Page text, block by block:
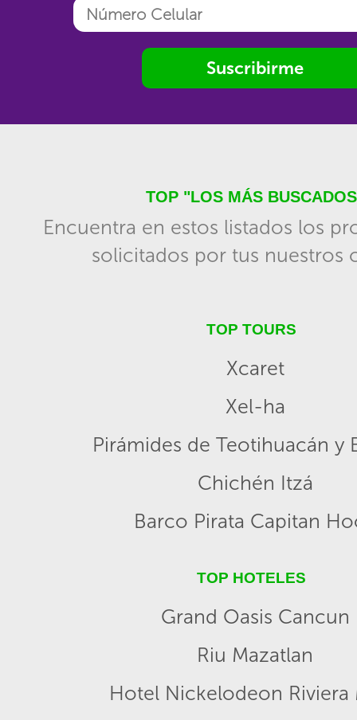
Suscribirme
TOP "LOS MÁS
Encuentra en estos listados los
solicitados por tus nuestros
TOP TOURS
Xcaret
Xel-ha
Pirámides de Teotihuacán y
Chichén Itzá
Barco Pirata Capitan
TOP HOTELES
Grand Oasis Cancun
Riu Mazatlan
Hotel Nickelodeon Riviera